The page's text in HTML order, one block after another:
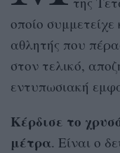
οποίο συμμετείχε
αθλητής που
στον τελικό,
εντυπωσιακή
Κέρδισε το
μέτρα. Είναι ο